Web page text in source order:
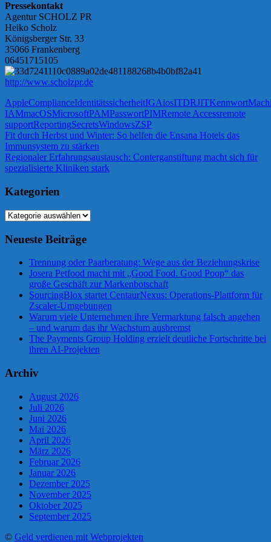
Pressekontakt
Agentur SCHOLZ PR
Heiko Scholz
Königsberger Str. 33
35066 Frankenberg
06451715105
http://www.scholzpr.de
AppleComplianceIdentitätssicherheitIGAiosITDRJITKennwort
IAMmacOSMicrosoftPAMPasswortPIMRemote Accessremote
supportReportingSecretsWindowsZSP
Beitragsnavigation
Vorheriger
Beitrag:
Fit durch Herbst und Winter: So helfen die Ensana Hotels das
Immunsystem zu stärken
Nächster
Beitrag:
Regionaler Erfahrungsaustausch: Conterganstiftung macht sich für
spezialisierte Kliniken stark
Kategorien
Kategorien
Neueste Beiträge
Trennung oder Paarberatung: Wege aus der Beziehungskrise
Josera Petfood macht mit „Good Food. Good Poop“ das
große Geschäft zur Markenbotschaft
SourcingBlox startet CentaurNexus: Operations-Plattform für
Zscaler-Umgebungen
Warum viele Unternehmen ihre Vermarktung falsch angehen
– und warum das ihr Wachstum ausbremst
The Payments Group Holding erzielt deutliche Fortschritte bei
ihren AI-Projekten
Archiv
August 2026
Juli 2026
Juni 2026
Mai 2026
April 2026
März 2026
Februar 2026
Januar 2026
Dezember 2025
November 2025
Oktober 2025
September 2025
© Geld verdienen mit Webprojekten